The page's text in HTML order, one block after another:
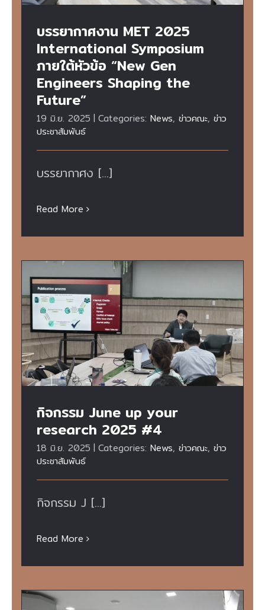
บรรยากาศงาน MET 2025
International Symposium
ภายใต้หัวข้อ “New Gen
Engineers Shaping the
Future”
19 มิ.ย. 2025 | Categories: News, ข่าวคณะ, ข่าว
ประชาสัมพันธ์
บรรยากาศง [...]
Read More
กิจกรรม June up your research 2025
#4
กิจกรรม June up your
research 2025 #4
18 มิ.ย. 2025 | Categories: News, ข่าวคณะ, ข่าว
ประชาสัมพันธ์
กิจกรรม J [...]
Read More